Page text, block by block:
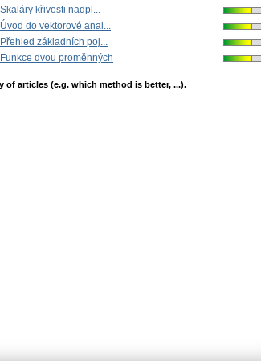
Skaláry křivosti nadpl...
Úvod do vektorové anal...
Přehled základních poj...
Funkce dvou proměnných
of articles (e.g. which method is better, ...).